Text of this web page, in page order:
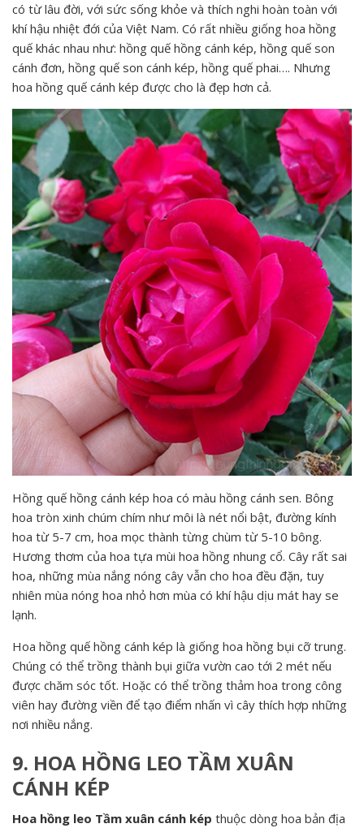
có từ lâu đời, với sức sống khỏe và thích nghi hoàn toàn với
khí hậu nhiệt đới của Việt Nam. Có rất nhiều giống hoa hồng
quế khác nhau như: hồng quế hồng cánh kép, hồng quế son
cánh đơn, hồng quế son cánh kép, hồng quế phai…. Nhưng
hoa hồng quế cánh kép được cho là đẹp hơn cả.
Hồng quế hồng cánh kép hoa có màu hồng cánh sen. Bông
hoa tròn xinh chúm chím như môi là nét nổi bật, đường kính
hoa từ 5-7 cm, hoa mọc thành từng chùm từ 5-10 bông.
Hương thơm của hoa tựa mùi hoa hồng nhung cổ. Cây rất sai
hoa, những mùa nắng nóng cây vẫn cho hoa đều đặn, tuy
nhiên mùa nóng hoa nhỏ hơn mùa có khí hậu dịu mát hay se
lạnh.
Hoa hồng quế hồng cánh kép là giống hoa hồng bụi cỡ trung.
Chúng có thể trồng thành bụi giữa vườn cao tới 2 mét nếu
được chăm sóc tốt. Hoặc có thể trồng thảm hoa trong công
viên hay đường viền để tạo điểm nhấn vì cây thích hợp những
nơi nhiều nắng.
9. HOA HỒNG LEO TẦM XUÂN
CÁNH KÉP
Hoa hồng leo Tầm xuân cánh kép thuộc dòng hoa bản địa